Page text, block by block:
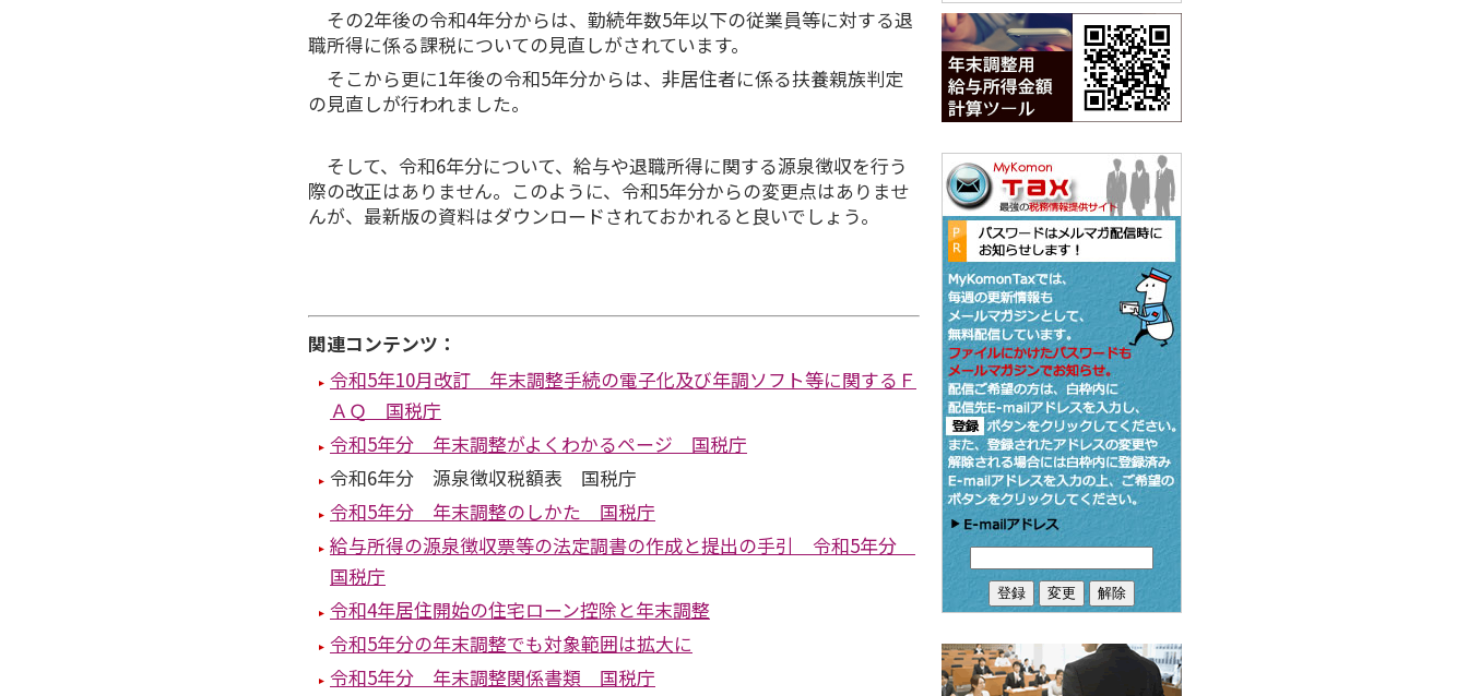
その2年後の令和4年分からは、勤続年数5年以下の従業員等に対する退
職所得に係る課税についての見直しがされています。
そこから更に1年後の令和5年分からは、非居住者に係る扶養親族判定
の見直しが行われました。
そして、令和6年分について、給与や退職所得に関する源泉徴収を行う
際の改正はありません。このように、令和5年分からの変更点はありませ
んが、最新版の資料はダウンロードされておかれると良いでしょう。
関連コンテンツ：
令和5年10月改訂 年末調整手続の電子化及び年調ソフト等に関するＦ
ＡＱ 国税庁
令和5年分 年末調整がよくわかるページ 国税庁
令和6年分 源泉徴収税額表 国税庁
令和5年分 年末調整のしかた 国税庁
給与所得の源泉徴収票等の法定調書の作成と提出の手引 令和5年分
国税庁
令和4年居住開始の住宅ローン控除と年末調整
令和5年分の年末調整でも対象範囲は拡大に
令和5年分 年末調整関係書類 国税庁